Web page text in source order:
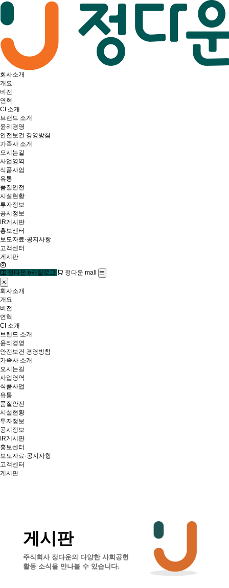
회사소개
개요
비전
연혁
CI 소개
브랜드 소개
윤리경영
안전보건 경영방침
가족사 소개
오시는길
사업영역
식품사업
유통
품질안전
시설현황
투자정보
공시정보
IR게시판
홍보센터
보도자료·공지사항
고객센터
게시판
정다운 e카탈로그 정다운 mall
회사소개
개요
비전
연혁
CI 소개
브랜드 소개
윤리경영
안전보건 경영방침
가족사 소개
오시는길
사업영역
식품사업
유통
품질안전
시설현황
투자정보
공시정보
IR게시판
홍보센터
보도자료·공지사항
고객센터
게시판
게시판
주식회사 정다운의 다양한 사회공헌
활동 소식을 만나볼 수 있습니다.